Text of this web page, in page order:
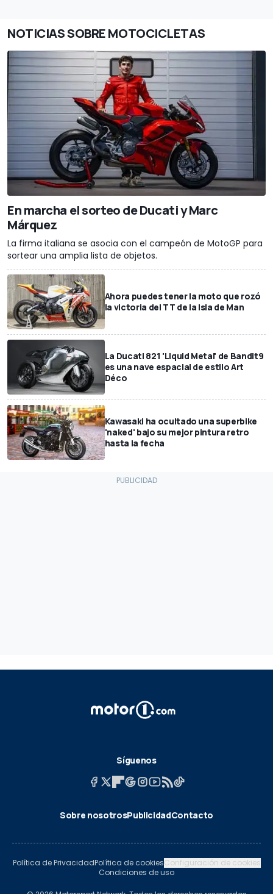
NOTICIAS SOBRE MOTOCICLETAS
En marcha el sorteo de Ducati y Marc
Márquez
La firma italiana se asocia con el campeón de MotoGP para
sortear una amplia lista de objetos.
Ahora puedes tener la moto que rozó
la victoria del TT de la Isla de Man
La Ducati 821 'Liquid Metal' de Bandit9
es una nave espacial de estilo Art
Déco
Kawasaki ha ocultado una superbike
'naked' bajo su mejor pintura retro
hasta la fecha
Síguenos
Sobre nosotrosPublicidadContacto
Política de PrivacidadPolítica de cookiesConfiguración de cookies
Condiciones de uso